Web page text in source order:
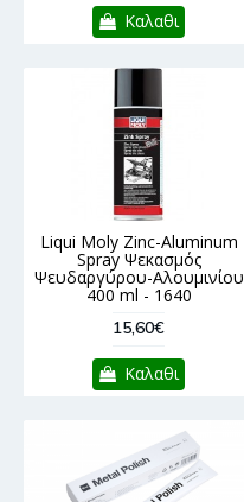
Καλαθι
Liqui Moly Zinc-Aluminum
Spray Ψεκασμός
Ψευδαργύρου-Αλουμινίου
400 ml - 1640
15,60€
Καλαθι